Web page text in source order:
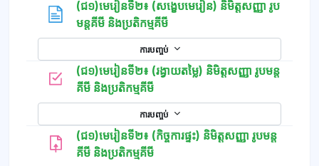
(ជ១)មេរៀនទី២៖ (សង្ខេបមេរៀន) និមិត្តសញ្ញា រូប
មន្តគីមី និងប្រតិកម្មគីមីទំព័រ
ការបញ្ចប់
(ជ១)មេរៀនទី២៖ (រង្វាយតម្លៃ) និមិត្តសញ្ញា រូបមន្ត
គីមី និងប្រតិកម្មគីមីកម្រងសំណួរ
ការបញ្ចប់
(ជ១)មេរៀនទី២៖ (កិច្ចការផ្ទះ) និមិត្តសញ្ញា រូបមន្ត
គីមី និងប្រតិកម្មគីមី